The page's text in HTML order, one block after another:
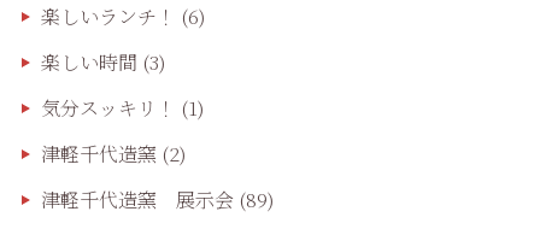
楽しいランチ！ (6)
楽しい時間 (3)
気分スッキリ！ (1)
津軽千代造窯 (2)
津軽千代造窯 展示会(89)